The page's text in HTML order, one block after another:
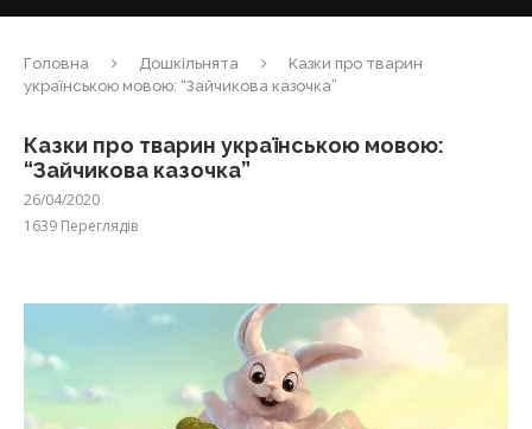
Головна Дошкільнята
Казки про тварин
українською мовою: “Зайчикова казочка”
Казки про тварин українською мовою:
“Зайчикова казочка”
26/04/2020
1639 Переглядів